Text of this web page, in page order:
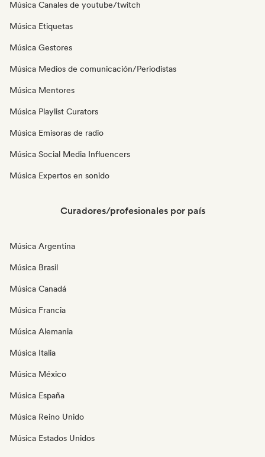
Música Canales de youtube/twitch
Música Etiquetas
Música Gestores
Música Medios de comunicación/Periodistas
Música Mentores
Música Playlist Curators
Música Emisoras de radio
Música Social Media Influencers
Música Expertos en sonido
Curadores/profesionales por país
Música Argentina
Música Brasil
Música Canadá
Música Francia
Música Alemania
Música Italia
Música México
Música España
Música Reino Unido
Música Estados Unidos